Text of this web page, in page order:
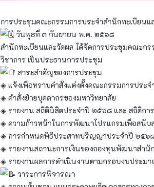
การประชุมคณะกรรมการประจำสำนักทะเบียน
วันพุธที่ ๓ กันยายน พ.ศ. ๒๕๖๘
สำนักทะเบียนและวัดผล ได้จัดการประชุมคณะ
วิชาการ เป็นประธานการประชุม
สาระสำคัญของการประชุม
◈ แจ้งเพื่อทราบคำสั่งแต่งตั้งคณะกรรมการประ
◈ คำสั่งย้ายบุคลากรของมหาวิทยาลัย
◈ รายงาน สถิตินิสิตประจำปี ๒๕๖๘ และ สถิติก
◈ ความก้าวหน้าในการพัฒนาโปรแกรมเพื่อสนั
◈ การกำหนดพิธีประสาทปริญญาประจำปี ๒๕๖
◈ รายงานสถานะการเงินของกองทุนพัฒนาสำนั
◈ รายงานผลการดำเนินงานตามกรอบงบประม
วาระการพิจารณา